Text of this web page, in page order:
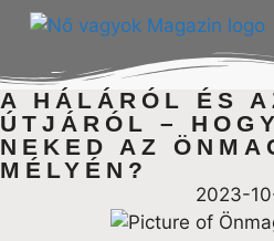
A HÁLÁRÓL ÉS
ÚTJÁRÓL –
NEKED AZ
MÉLYÉN?
2023-